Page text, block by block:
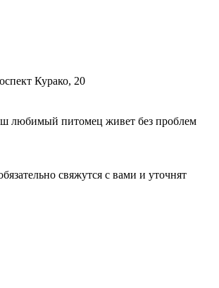
Курако, 20
любимый питомец живет без проблем
свяжутся с вами и уточнят